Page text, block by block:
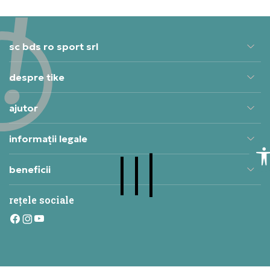
sc bds ro sport srl
despre tike
ajutor
informații legale
beneficii
rețele sociale